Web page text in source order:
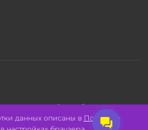
Разработано:Авалон
данных описаны в Политике